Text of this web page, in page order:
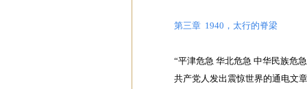
第三章 1940，太行的脊梁
“平津危急 华北危急 中华民族危
共产党人发出震惊世界的通电文章